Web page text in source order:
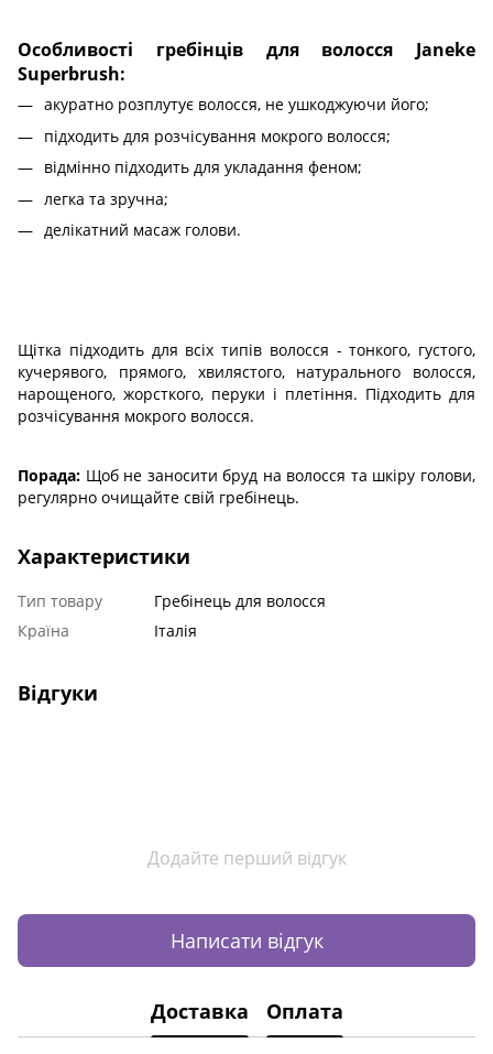
Особливості гребінців для волосся Janeke
Superbrush:
акуратно розплутує волосся, не ушкоджуючи його;
підходить для розчісування мокрого волосся;
відмінно підходить для укладання феном;
легка та зручна;
делікатний масаж голови.
Щітка підходить для всіх типів волосся - тонкого, густого,
кучерявого, прямого, хвилястого, натурального волосся,
нарощеного, жорсткого, перуки і плетіння. Підходить для
розчісування мокрого волосся.
Порада: Щоб не заносити бруд на волосся та шкіру голови,
регулярно очищайте свій гребінець.
Характеристики
Тип товару
Гребінець для волосся
Країна
Італія
Відгуки
Додайте перший відгук
Написати відгук
Доставка Оплата